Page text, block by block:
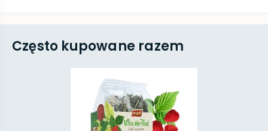
Często kupowane razem